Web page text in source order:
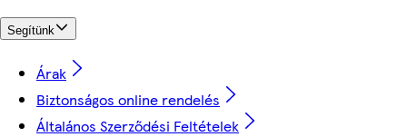
Segítünk
Árak
Biztonságos online rendelés
Általános Szerződési Feltételek